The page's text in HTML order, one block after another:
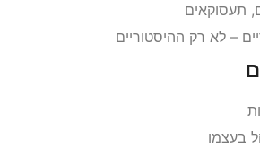
תעסוקאים
– לא רק ההיסטוריים
בעצמו